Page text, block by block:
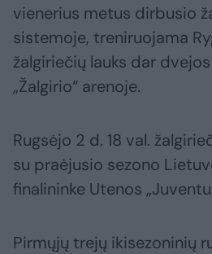
vienerius metus dirbusio
sistemoje, treniruojama
žalgiriečių lauks dar
„Žalgirio“ arenoje.
Rugsėjo 2 d. 18 val.
su praėjusio sezono
finalininke Utenos
Pirmųjų trejų ikisezoninių